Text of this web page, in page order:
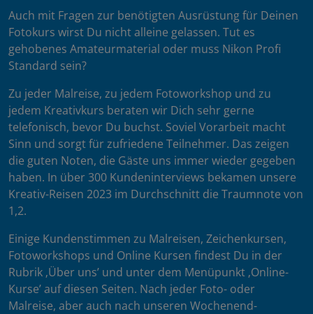
Auch mit Fragen zur benötigten Ausrüstung für Deinen
Fotokurs wirst Du nicht alleine gelassen. Tut es
gehobenes Amateurmaterial oder muss Nikon Profi
Standard sein?
Zu jeder Malreise, zu jedem Fotoworkshop und zu
jedem Kreativkurs beraten wir Dich sehr gerne
telefonisch, bevor Du buchst. Soviel Vorarbeit macht
Sinn und sorgt für zufriedene Teilnehmer. Das zeigen
die guten Noten, die Gäste uns immer wieder gegeben
haben. In über 300 Kundeninterviews bekamen unsere
Kreativ-Reisen 2023 im Durchschnitt die Traumnote von
1,2.
Einige Kundenstimmen zu Malreisen, Zeichenkursen,
Fotoworkshops und Online Kursen findest Du in der
Rubrik ‚Über uns’ und unter dem Menüpunkt ‚Online-
Kurse’ auf diesen Seiten. Nach jeder Foto- oder
Malreise, aber auch nach unseren Wochenend-